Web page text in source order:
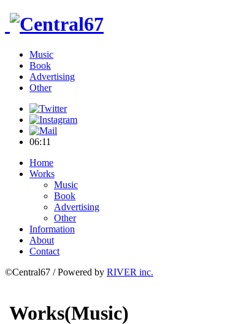
Music
Book
Advertising
Other
06:11
Home
Works
Music
Book
Advertising
Other
Information
About
Contact
©Central67 / Powered by RIVER inc.
Works(Music)